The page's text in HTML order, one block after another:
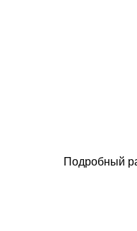
Подробный